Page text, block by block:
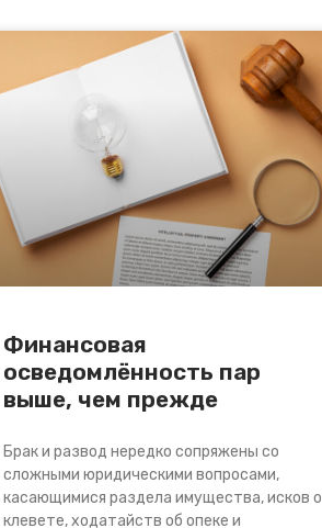
Финансовая
осведомлённость пар
выше, чем прежде
Брак и развод нередко сопряжены со
сложными юридическими вопросами,
касающимися раздела имущества, исков о
клевете, ходатайств об опеке и